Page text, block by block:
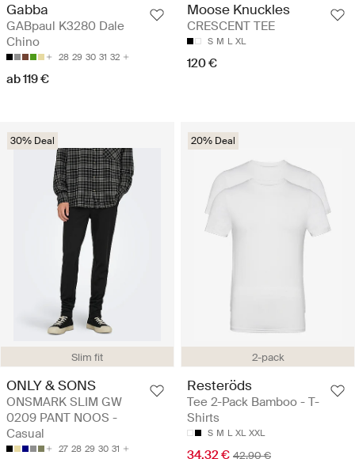
Gabba
GABpaul K3280 Dale
Chino
28 29 30 31 32
ab 119 €
Moose Knuckles
CRESCENT TEE
S M L XL
120 €
Slim fit
30% Deal
ONLY & SONS
ONSMARK SLIM GW
0209 PANT NOOS -
Casual
27 28 29 30 31
2-pack
20% Deal
Resteröds
Tee 2-Pack Bamboo - T-
Shirts
S M L XL XXL
34.32 € 42.90 €